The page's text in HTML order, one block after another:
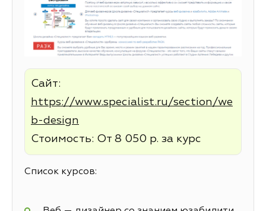
Сайт:
https://www.specialist.ru/section/we
b-design
Стоимость: От 8 050 р. за курс
Список курсов: